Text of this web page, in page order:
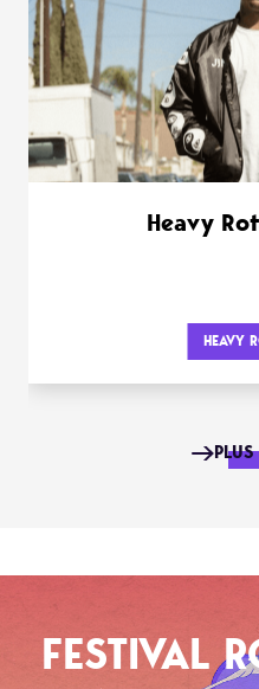
Heavy
HEAVY
FESTIVAL